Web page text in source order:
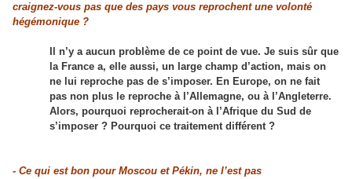
craignez-vous pas que des pays vous reprochent une volonté
hégémonique ?
Il n’y a aucun problème de ce point de vue. Je suis sûr que
la France a, elle aussi, un large champ d’action, mais on
ne lui reproche pas de s’imposer. En Europe, on ne fait
pas non plus le reproche à l’Allemagne, ou à l’Angleterre.
Alors, pourquoi reprocherait-on à l’Afrique du Sud de
s’imposer ? Pourquoi ce traitement différent ?
- Ce qui est bon pour Moscou et Pékin, ne l’est pas